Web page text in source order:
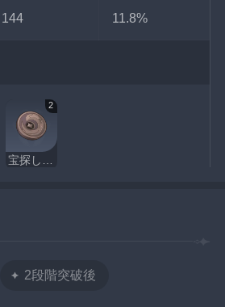
144 11.8%
2
宝探しの鴉マーク
2段階突破後